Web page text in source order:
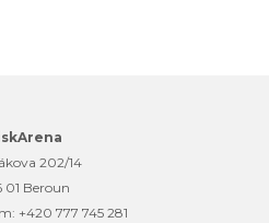
202/14
01 Beroun
+420 777 745 281